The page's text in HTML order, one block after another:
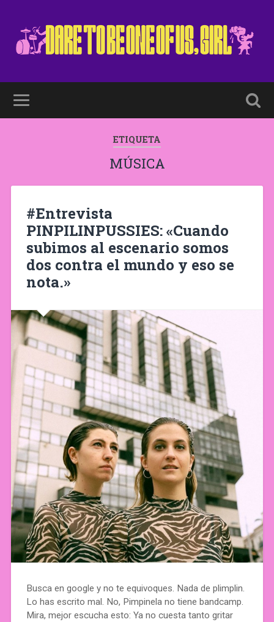
ETIQUETA
MÚSICA
#Entrevista
PINPILINPUSSIES: «Cuando
subimos al escenario somos
dos contra el mundo y eso se
nota.»
Busca en google y no te equivoques. Nada de plimplin.
Lo has escrito mal. No, Pimpinela no tiene bandcamp.
Mira, mejor escucha esto: Ya no cuesta tanto gritar